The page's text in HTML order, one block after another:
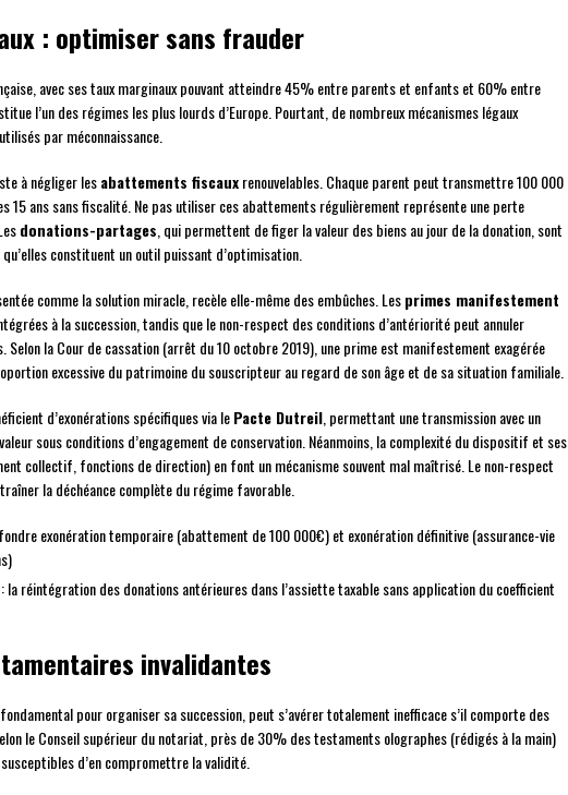
: optimiser sans frauder
avec ses taux marginaux pouvant atteindre 45% entre parents et enfants et 60% entre
l’un des régimes les plus lourds d’Europe. Pourtant, de nombreux mécanismes légaux
par méconnaissance.
à négliger lesabattements fiscauxrenouvelables. Chaque parent peut transmettre 100 000
15 ans sans fiscalité. Ne pas utiliser ces abattements régulièrement représente une perte
donations-partages , qui permettent de figer la valeur des biens au jour de la donation, sont
constituent un outil puissant d’optimisation.
comme la solution miracle, recèle elle-même des embûches. Lesprimes manifestement
à la succession, tandis que le non-respect des conditions d’antériorité peut annuler
Selon la Cour de cassation (arrêt du 10 octobre 2019), une prime est manifestement exagérée
excessive du patrimoine du souscripteur au regard de son âge et de sa situation familiale.
d’exonérations spécifiques via lePacte Dutreil , permettant une transmission avec un
sous conditions d’engagement de conservation. Néanmoins, la complexité du dispositif et ses
collectif, fonctions de direction) en font un mécanisme souvent mal maîtrisé. Le non-respect
la déchéance complète du régime favorable.
exonération temporaire (abattement de 100 000€) et exonération définitive (assurance-vie
la réintégration des donations antérieures dans l’assiette taxable sans application du coefficient
invalidantes
pour organiser sa succession, peut s’avérer totalement inefficace s’il comporte des
le Conseil supérieur du notariat, près de 30% des testaments olographes (rédigés à la main)
d’en compromettre la validité.